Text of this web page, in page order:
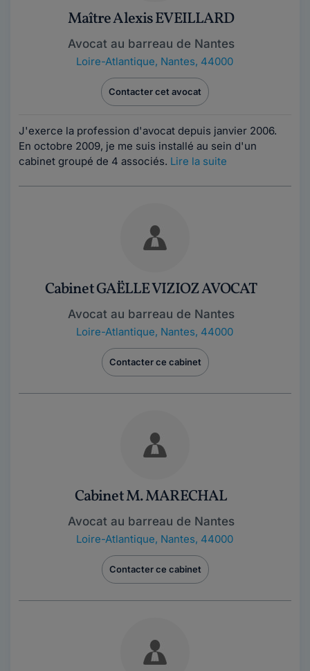
Maître Alexis EVEILLARD
Avocat au barreau de Nantes
Loire-Atlantique, Nantes, 44000
Contacter cet avocat
J'exerce la profession d'avocat depuis janvier 2006.
En octobre 2009, je me suis installé au sein d'un
cabinet groupé de 4 associés. Lire la suite
Cabinet GAËLLE VIZIOZ AVOCAT
Avocat au barreau de Nantes
Loire-Atlantique, Nantes, 44000
Contacter ce cabinet
Cabinet M. MARECHAL
Avocat au barreau de Nantes
Loire-Atlantique, Nantes, 44000
Contacter ce cabinet